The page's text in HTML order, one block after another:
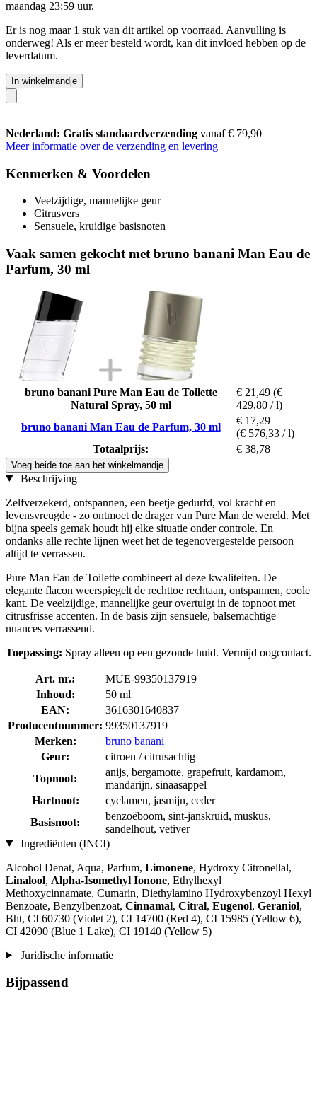
maandag 23:59 uur.
Er is nog maar 1 stuk van dit artikel op voorraad. Aanvulling is
onderweg! Als er meer besteld wordt, kan dit invloed hebben op de
leverdatum.
In winkelmandje
Nederland: Gratis standaardverzending vanaf € 79,90
Meer informatie over de verzending en levering
Kenmerken & Voordelen
Veelzijdige, mannelijke geur
Citrusvers
Sensuele, kruidige basisnoten
Vaak samen gekocht met bruno banani Man Eau de
Parfum, 30 ml
bruno banani Pure Man Eau de Toilette
Natural Spray, 50 ml
€ 21,49 (€
429,80 / l)
bruno banani Man Eau de Parfum, 30 ml
€ 17,29
(€ 576,33 / l)
Totaalprijs:
€ 38,78
Voeg beide toe aan het winkelmandje
Beschrijving
Zelfverzekerd, ontspannen, een beetje gedurfd, vol kracht en
levensvreugde - zo ontmoet de drager van Pure Man de wereld. Met
bijna speels gemak houdt hij elke situatie onder controle. En
ondanks alle rechte lijnen weet het de tegenovergestelde persoon
altijd te verrassen.
Pure Man Eau de Toilette combineert al deze kwaliteiten. De
elegante flacon weerspiegelt de rechttoe rechtaan, ontspannen, coole
kant. De veelzijdige, mannelijke geur overtuigt in de topnoot met
citrusfrisse accenten. In de basis zijn sensuele, balsemachtige
nuances verrassend.
Toepassing: Spray alleen op een gezonde huid. Vermijd oogcontact.
Art. nr.:
MUE-99350137919
Inhoud:
50 ml
EAN:
3616301640837
Producentnummer: 99350137919
Merken:
bruno banani
Geur:
citroen / citrusachtig
Topnoot:
anijs, bergamotte, grapefruit, kardamom,
mandarijn, sinaasappel
Hartnoot:
cyclamen, jasmijn, ceder
Basisnoot:
benzoëboom, sint-janskruid, muskus,
sandelhout, vetiver
Ingrediënten (INCI)
Alcohol Denat, Aqua, Parfum, Limonene, Hydroxy Citronellal,
Linalool, Alpha-Isomethyl Ionone, Ethylhexyl
Methoxycinnamate, Cumarin, Diethylamino Hydroxybenzoyl Hexyl
Benzoate, Benzylbenzoat, Cinnamal, Citral, Eugenol, Geraniol,
Bht, CI 60730 (Violet 2), CI 14700 (Red 4), CI 15985 (Yellow 6),
CI 42090 (Blue 1 Lake), CI 19140 (Yellow 5)
Juridische informatie
Bijpassend